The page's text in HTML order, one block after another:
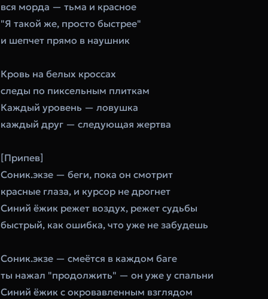
вся морда — тьма и красное
"Я такой же, просто быстрее"
и шепчет прямо в наушник
Кровь на белых кроссах
следы по пиксельным плиткам
Каждый уровень — ловушка
каждый друг — следующая жертва
[Припев]
Соник.экзе — беги, пока он смотрит
красные глаза, и курсор не дрогнет
Синий ёжик режет воздух, режет судьбы
быстрый, как ошибка, что уже не забудешь
Соник.экзе — смеётся в каждом баге
ты нажал "продолжить" — он уже у спальни
Синий ёжик с окровавленным взглядом